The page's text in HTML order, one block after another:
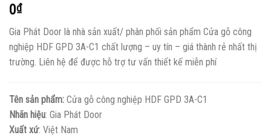
0₫
Gia Phát Door là nhà sản xuất/ phân phối sản phẩm Cửa gỗ công
nghiệp HDF GPD 3A-C1 chất lượng – uy tín – giá thành rẻ nhất thị
trường. Liên hệ để được hỗ trợ tư vấn thiết kế miễn phí
Tên sản phẩm: Cửa gỗ công nghiệp HDF GPD 3A-C1
Nhãn hiệu: Gia Phát Door
Xuất xứ: Việt Nam